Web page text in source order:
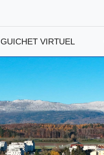
GUICHET VIRTUEL